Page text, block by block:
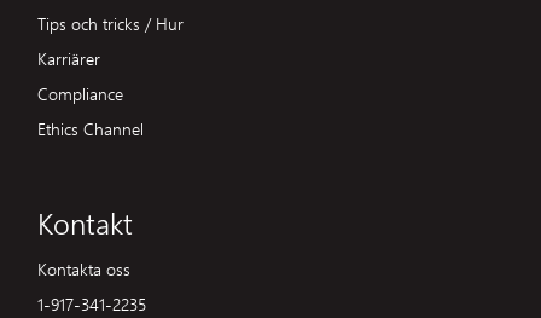
Tips och tricks / Hur
Karriärer
Compliance
Ethics Channel
Kontakt
Kontakta oss
1-917-341-2235